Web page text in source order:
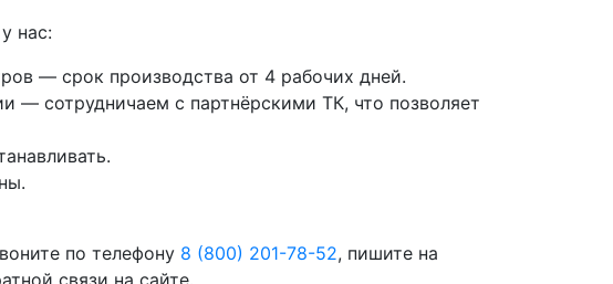
нас:
— срок производства от 4 рабочих дней.
— сотрудничаем с партнёрскими ТК, что позволяет
по телефону 8 (800) 201-78-52, пишите на
связи на сайте.